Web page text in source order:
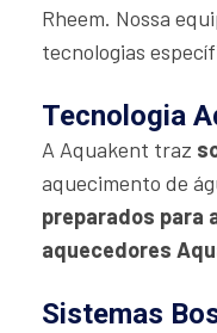
Rheem. Nossa
tecnologias
Tecnologia
A Aquakent traz
aquecimento de
preparados para
aquecedores
Sistemas